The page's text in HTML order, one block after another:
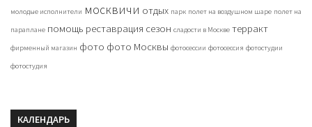
молодые исполнители москвичи отдых парк полет на воздушном шаре полет на
параплане помощь реставрация сезон сладости в Москве терракт
фирменный магазин фото фото Москвы фотосессии фотосессия фотостудии
фотостудия
КАЛЕНДАРЬ